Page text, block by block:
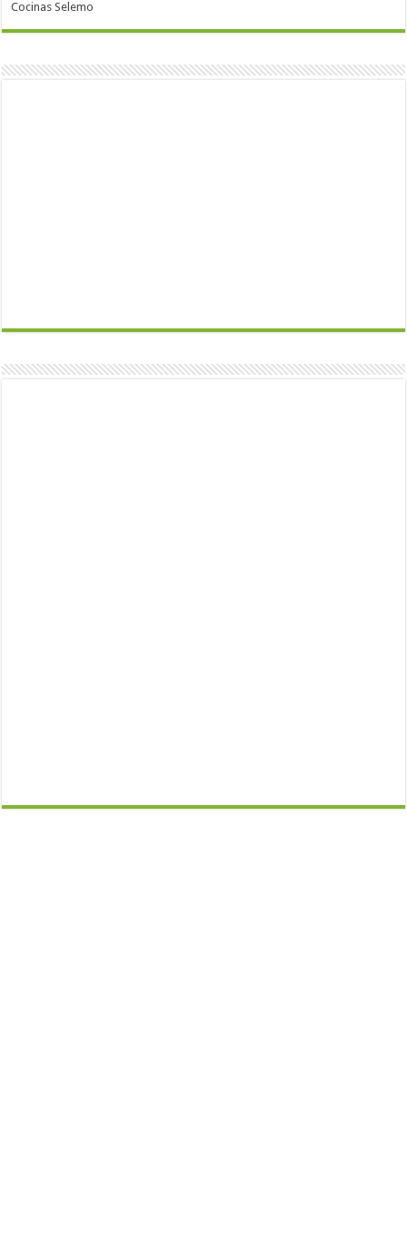
Cocinas Selemo